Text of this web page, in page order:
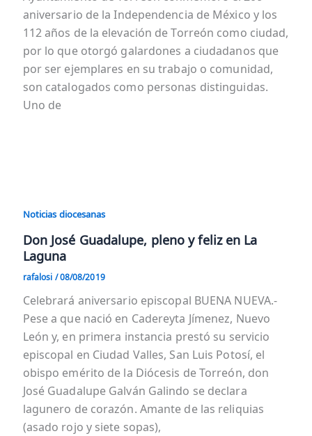
aniversario de la Independencia de México y los
112 años de la elevación de Torreón como ciudad,
por lo que otorgó galardones a ciudadanos que
por ser ejemplares en su trabajo o comunidad,
son catalogados como personas distinguidas.
Uno de
Noticias diocesanas
Don José Guadalupe, pleno y feliz en La
Laguna
rafalosi /08/08/2019
Celebrará aniversario episcopal BUENA NUEVA.-
Pese a que nació en Cadereyta Jímenez, Nuevo
León y, en primera instancia prestó su servicio
episcopal en Ciudad Valles, San Luis Potosí, el
obispo emérito de la Diócesis de Torreón, don
José Guadalupe Galván Galindo se declara
lagunero de corazón. Amante de las reliquias
(asado rojo y siete sopas),